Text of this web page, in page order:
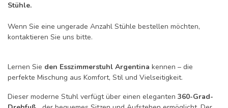
Stühle.
Wenn Sie eine ungerade Anzahl Stühle bestellen möchten,
kontaktieren Sie uns bitte.
Lernen Sie den Esszimmerstuhl Argentina kennen – die
perfekte Mischung aus Komfort, Stil und Vielseitigkeit.
Dieser moderne Stuhl verfügt über einen eleganten 360-Grad-